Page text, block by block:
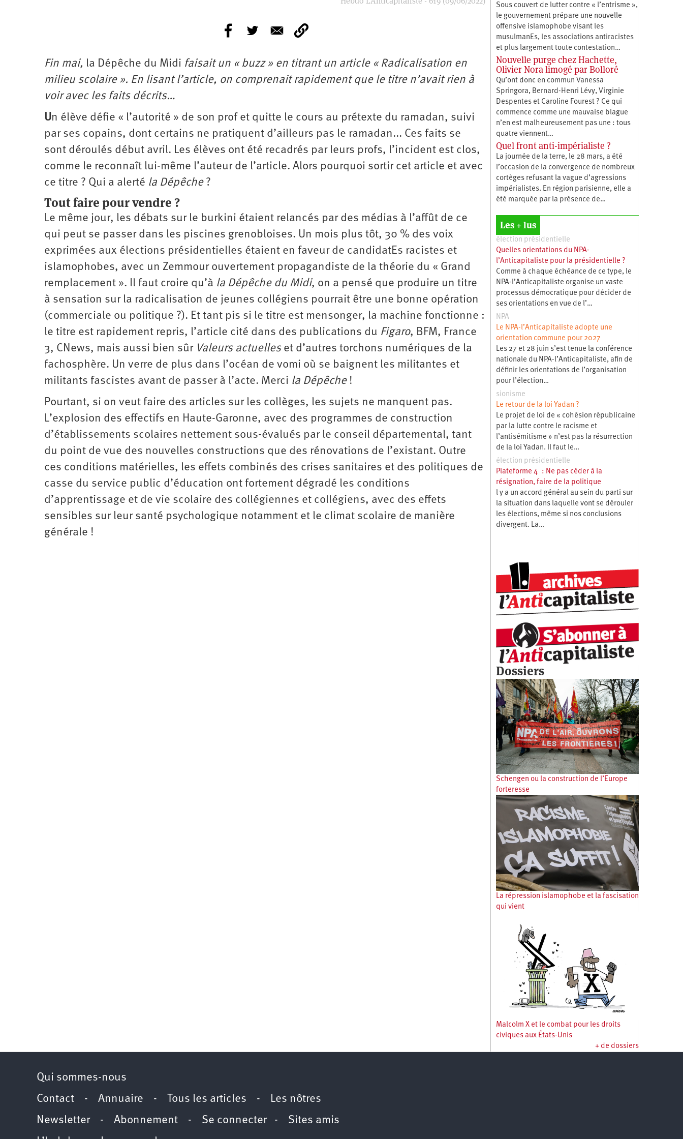
Fin mai, la Dépêche du Midi faisait un « buzz » en titrant un article « Radicalisation en
milieu scolaire ». En lisant l’article, on comprenait rapidement que le titre n’avait rien à
voir avec les faits décrits…
Un élève défie « l’autorité » de son prof et quitte le cours au prétexte du ramadan, suivi
par ses copains, dont certains ne pratiquent d’ailleurs pas le ramadan... Ces faits se
sont déroulés début avril. Les élèves ont été recadrés par leurs profs, l’incident est clos,
comme le reconnaît lui-même l’auteur de l’article. Alors pourquoi sortir cet article et avec
ce titre ? Qui a alerté la Dépêche?
Tout faire pour vendre ?
Le même jour, les débats sur le burkini étaient relancés par des médias à l’affût de ce
qui peut se passer dans les piscines grenobloises. Un mois plus tôt, 30 % des voix
exprimées aux élections présidentielles étaient en faveur de candidatEs racistes et
islamophobes, avec un Zemmour ouvertement propagandiste de la théorie du « Grand
remplacement ». Il faut croire qu’à la Dépêche du Midi, on a pensé que produire un titre
à sensation sur la radicalisation de jeunes collégiens pourrait être une bonne opération
(commerciale ou politique ?). Et tant pis si le titre est mensonger, la machine fonctionne :
le titre est rapidement repris, l’article cité dans des publications du Figaro, BFM, France
3, CNews, mais aussi bien sûr Valeurs actuelleset d’autres torchons numériques de la
fachosphère. Un verre de plus dans l’océan de vomi où se baignent les militantes et
militants fascistes avant de passer à l’acte. Merci la Dépêche!
Pourtant, si on veut faire des articles sur les collèges, les sujets ne manquent pas.
L’explosion des effectifs en Haute-Garonne, avec des programmes de construction
d’établissements scolaires nettement sous-évalués par le conseil départemental, tant
du point de vue des nouvelles constructions que des rénovations de l’existant. Outre
ces conditions matérielles, les effets combinés des crises sanitaires et des politiques de
casse du service public d’éducation ont fortement dégradé les conditions
d’apprentissage et de vie scolaire des collégiennes et collégiens, avec des effets
sensibles sur leur santé psychologique notamment et le ­climat scolaire de manière
générale !
Sous couvert de lutter contre « l’entrisme »,
le gouvernement prépare une nouvelle
offensive islamophobe visant les
musulmanEs, les associations antiracistes
et plus largement toute contestation…
Nouvelle purge chez Hachette,
Olivier Nora limogé par Bolloré
Qu’ont donc en commun Vanessa
Springora, Bernard-Henri Lévy, Virginie
Despentes et Caroline Fourest ? Ce qui
commence comme une mauvaise blague
n’en est malheureusement pas une : tous
quatre viennent…
Quel front anti-impérialiste ?
La journée de la terre, le 28 mars, a été
l’occasion de la convergence de nombreux
cortèges refusant la vague d’agressions
impérialistes. En région parisienne, elle a
été marquée par la présence de…
Les + lus
élection présidentielle
Quelles orientations du NPA-
l’Anticapitaliste pour la présidentielle ?
Comme à chaque échéance de ce type, le
NPA-l’Anticapitaliste organise un vaste
processus démocratique pour décider de
ses orientations en vue de l’…
NPA
Le NPA-l’Anticapitaliste adopte une
orientation commune pour 2027
Les 27 et 28 juin s’est tenue la conférence
nationale du NPA-l’Anticapitaliste, afin de
définir les orientations de l’organisation
pour l’élection…
sionisme
Le retour de la loi Yadan ?
Le projet de loi de « cohésion républicaine
par la lutte contre le racisme et
l’antisémitisme » n’est pas la résurrection
de la loi Yadan. Il faut le…
élection présidentielle
Plateforme 4 : Ne pas céder à la
résignation, faire de la politique
l y a un accord général au sein du parti sur
la situation dans laquelle vont se dérouler
les élections, même si nos conclusions
divergent. La…
Dossiers
Schengen ou la construction de l’Europe
forteresse
La répression islamophobe et la fascisation
qui vient
Malcolm X et le combat pour les droits
civiques aux États-Unis
+ de dossiers
Qui sommes-nous
Contact - Annuaire - Tous les articles - Les nôtres
Newsletter- Abonnement - Se connecter- Sites amis